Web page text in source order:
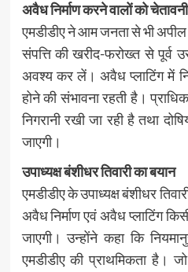
अवैध निर्माण करने वालों को चेतावनी
एमडीडीए ने आम जनता से भी
संपत्ति की खरीद-फरोख्त से पूर्व
अवश्य कर लें। अवैध प्लाटिंग में
होने की संभावना रहती है।
निगरानी रखी जा रही है तथा
जाएगी।
उपाध्यक्ष बंशीधर तिवारी का बयान
एमडीडीए के उपाध्यक्ष बंशीधर
अवैध निर्माण एवं अवैध प्लाटिंग
जाएगी। उन्होंने कहा कि
एमडीडीए की प्राथमिकता है।